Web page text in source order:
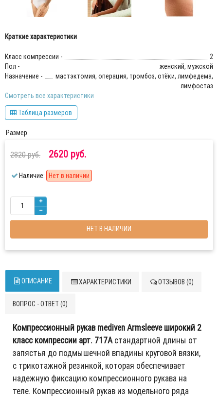
Краткие характеристики
Класс компрессии -
2
Пол -
женский, мужской
Назначение -
мастэктомия, операция, тромбоз, отёки, лимфедема,
лимфостаз
Смотреть все характеристики
Таблица размеров
Размер
2820 руб. 2620 руб.
Наличие: Нет в наличии
НЕТ В НАЛИЧИИ
ОПИСАНИЕ ХАРАКТЕРИСТИКИ ОТЗЫВОВ (0)
ВОПРОС - ОТВЕТ (0)
Компрессионный рукав mediven Armsleeve широкий 2
класс компрессии арт. 717Aстандартной длины от
запястья до подмышечной впадины круговой вязки,
с трикотажной резинкой, которая обеспечивает
надежную фиксацию компрессионного рукава на
теле. Компрессионный рукав из модельного ряда